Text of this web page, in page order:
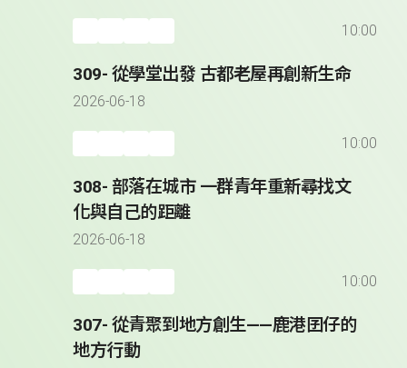
10:00
309- 從學堂出發 古都老屋再創新生命
2026-06-18
10:00
308- 部落在城市 一群青年重新尋找文
化與自己的距離
2026-06-18
10:00
307- 從青聚到地方創生——鹿港囝仔的
地方行動